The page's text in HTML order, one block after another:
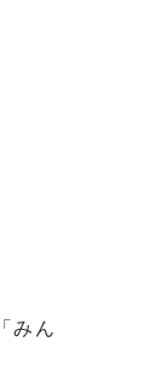
みん